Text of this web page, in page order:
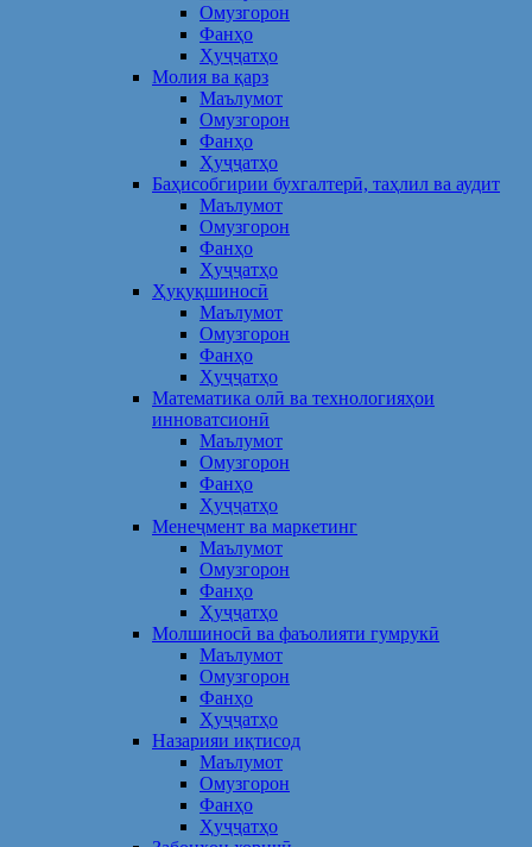
Омузгорон
Фанҳо
Ҳуҷҷатҳо
Молия ва қарз
Маълумот
Омузгорон
Фанҳо
Ҳуҷҷатҳо
Баҳисобгирии бухгалтерӣ, таҳлил ва аудит
Маълумот
Омузгорон
Фанҳо
Ҳуҷҷатҳо
Ҳуқуқшиносӣ
Маълумот
Омузгорон
Фанҳо
Ҳуҷҷатҳо
Математика олӣ ва технологияҳои
инноватсионӣ
Маълумот
Омузгорон
Фанҳо
Ҳуҷҷатҳо
Менеҷмент ва маркетинг
Маълумот
Омузгорон
Фанҳо
Ҳуҷҷатҳо
Молшиносӣ ва фаъолияти гумрукӣ
Маълумот
Омузгорон
Фанҳо
Ҳуҷҷатҳо
Назарияи иқтисод
Маълумот
Омузгорон
Фанҳо
Ҳуҷҷатҳо